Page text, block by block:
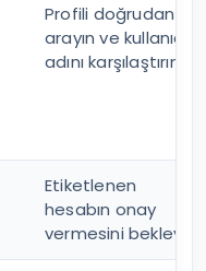
Profili doğrudan
arayın ve kullanıcı
adını karşılaştırın
Etiketlenen
hesabın onay
vermesini bekleyin